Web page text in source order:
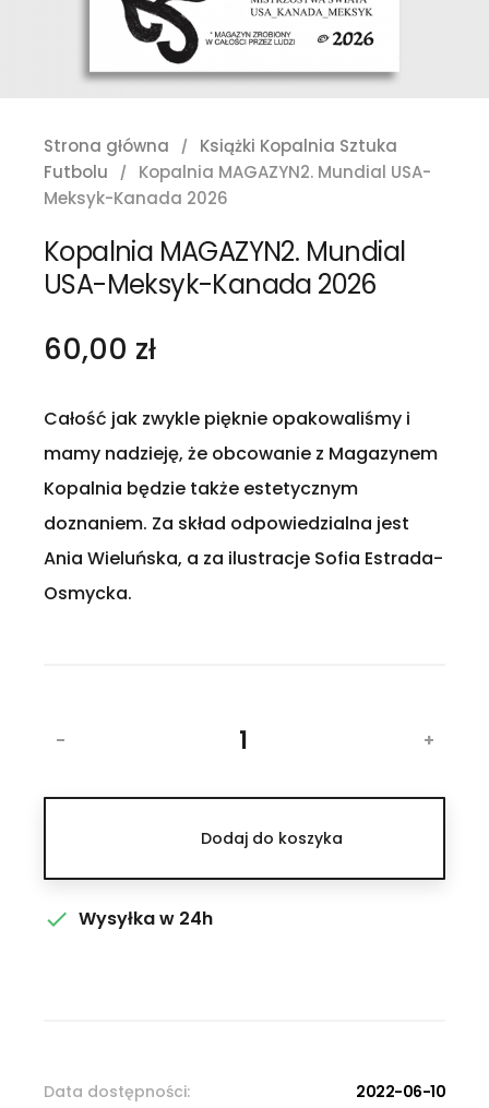
Strona główna
Książki Kopalnia Sztuka
Futbolu
Kopalnia MAGAZYN2. Mundial USA-
Meksyk-Kanada 2026
Kopalnia MAGAZYN2. Mundial
USA-Meksyk-Kanada 2026
60,00 zł
Całość jak zwykle pięknie opakowaliśmy i
mamy nadzieję, że obcowanie z Magazynem
Kopalnia będzie także estetycznym
doznaniem. Za skład odpowiedzialna jest
Ania Wieluńska, a za ilustracje Sofia Estrada-
Osmycka.
- +
Dodaj do koszyka
 Wysyłka w 24h
Data dostępności:
2022-06-10